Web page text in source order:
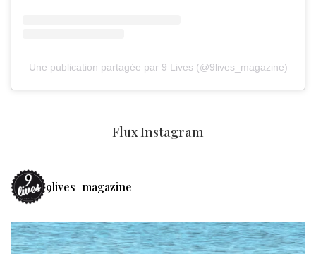
Une publication partagée par 9 Lives (@9lives_magazine)
Flux Instagram
9lives_magazine